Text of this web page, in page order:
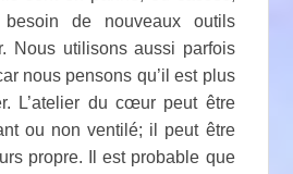
de nouveaux outils
Nous utilisons aussi parfois
nous pensons qu’il est plus
L’atelier du cœur peut être
ou non ventilé; il peut être
propre. Il est probable que